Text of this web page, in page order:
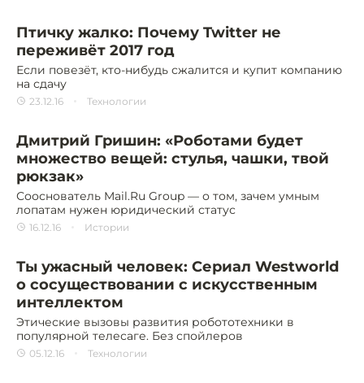
Птичку жалко: Почему Twitter не
переживёт 2017 год
Если повезёт, кто-нибудь сжалится и купит компанию
на сдачу
23.12.16 Технологии
Дмитрий Гришин: «Роботами будет
множество вещей: стулья, чашки, твой
рюкзак»
Сооснователь Mail.Ru Group — о том, зачем умным
лопатам нужен юридический статус
16.12.16 Истории
Ты ужасный человек: Сериал Westworld
о сосуществовании с искусственным
интеллектом
Этические вызовы развития робототехники в
популярной телесаге. Без спойлеров
05.12.16 Технологии